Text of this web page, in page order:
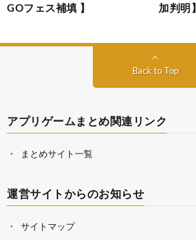
GOフェス補填 】
加判明】
Back to Top
アプリゲームまとめ関連リンク
まとめサイト一覧
運営サイトからのお知らせ
サイトマップ